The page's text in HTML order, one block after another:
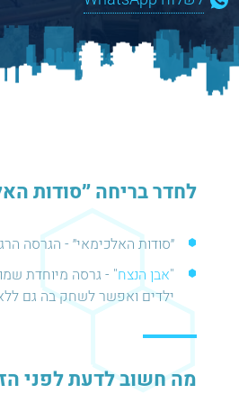
לחדר בריחה ״סודות האלכימאי״
״סודות האלכימאי״ - הגרסה
"אבן הנצח
ילדים ואפשר לשחק בה גם ללא
מה חשוב לדעת לפני